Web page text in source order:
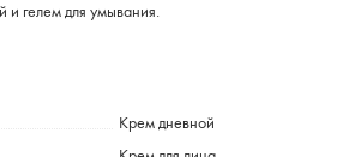
гелем для умывания.
Крем дневной